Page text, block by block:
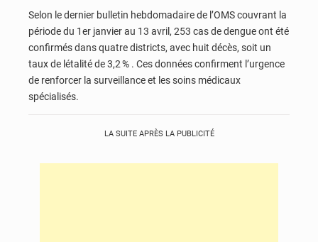
Selon le dernier bulletin hebdomadaire de l’OMS couvrant la
période du 1er janvier au 13 avril, 253 cas de dengue ont été
confirmés dans quatre districts, avec huit décès, soit un
taux de létalité de 3,2 % . Ces données confirment l’urgence
de renforcer la surveillance et les soins médicaux
spécialisés.
LA SUITE APRÈS LA PUBLICITÉ